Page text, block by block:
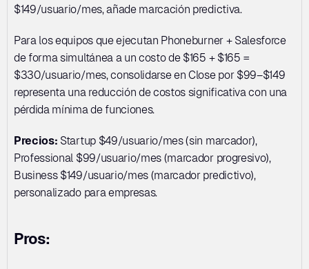
$149/usuario/mes, añade marcación predictiva.
Para los equipos que ejecutan Phoneburner + Salesforce
de forma simultánea a un costo de $165 + $165 =
$330/usuario/mes, consolidarse en Close por $99–$149
representa una reducción de costos significativa con una
pérdida mínima de funciones.
Precios: Startup $49/usuario/mes (sin marcador),
Professional $99/usuario/mes (marcador progresivo),
Business $149/usuario/mes (marcador predictivo),
personalizado para empresas.
Pros: